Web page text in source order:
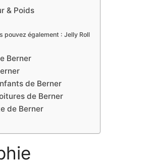
& Poids
pouvez également : Jelly Roll
Berner
de Berner
de Berner
de Berner